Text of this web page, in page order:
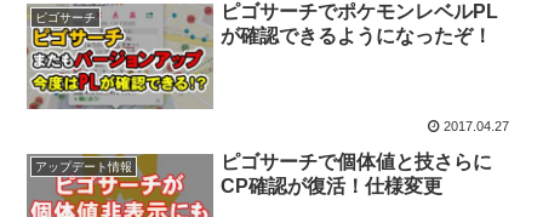
ピゴサーチ
ピゴサーチでポケモンレベルPL
が確認できるようになったぞ！
2017.04.27
アップデート情報
ピゴサーチで個体値と技さらに
CP確認が復活！仕様変更